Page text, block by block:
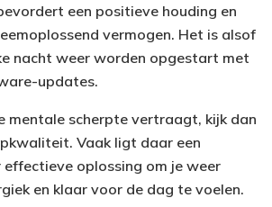
een positieve houding en
vermogen. Het is alsof
nacht weer worden opgestart met
updates.
mentale scherpte vertraagt, kijk dan
Vaak ligt daar een
effectieve oplossing om je weer
en klaar voor de dag te voelen.